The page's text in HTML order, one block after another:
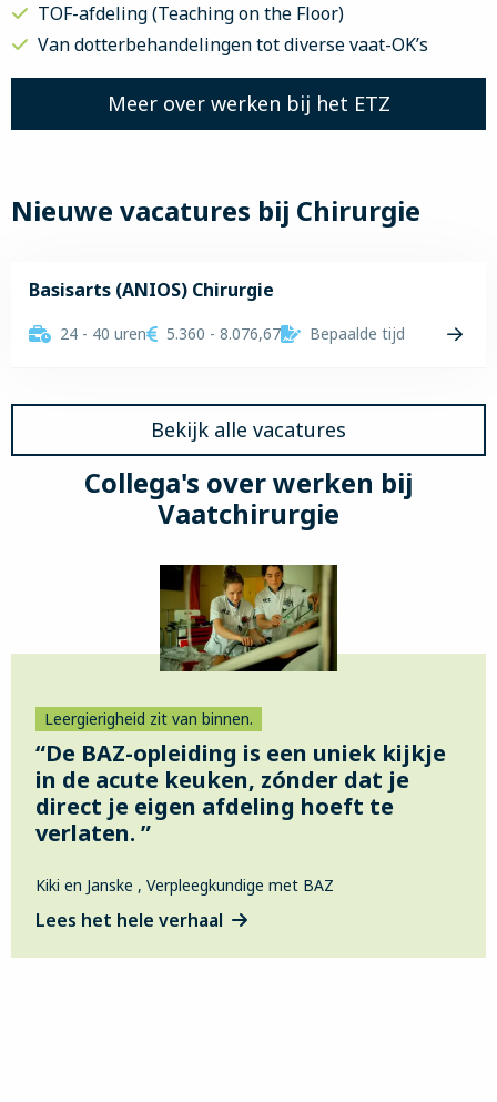
TOF-afdeling (Teaching on the Floor)
Van dotterbehandelingen tot diverse vaat-OK’s
Meer over werken bij het ETZ
Nieuwe vacatures bij Chirurgie
Basisarts (ANIOS) Chirurgie
24 - 40 uren 5.360 - 8.076,67 Bepaalde tijd
over
(ANIOS)
Chirurgie
Bekijk alle vacatures
Collega's over werken bij
Vaatchirurgie
Leergierigheid zit van binnen.
“De BAZ-opleiding is een uniek kijkje
in de acute keuken, zónder dat je
direct je eigen afdeling hoeft te
verlaten. ”
Kiki en Janske , Verpleegkundige met BAZ
Lees het hele verhaal